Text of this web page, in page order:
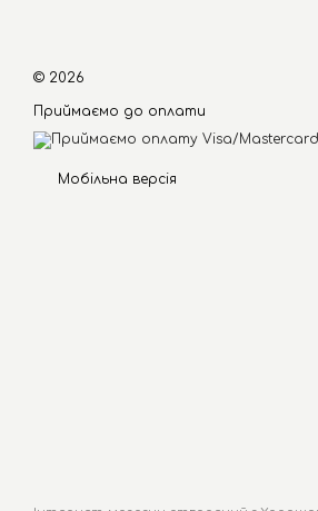
© 2026
Приймаємо до оплати
Мобільна версія